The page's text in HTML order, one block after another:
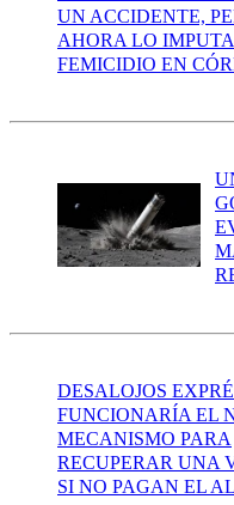
UN ACCIDENTE,
AHORA LO
FEMICIDIO EN
DESALOJOS
FUNCIONARÍA EL
MECANISMO PARA
RECUPERAR UNA
SI NO PAGAN EL